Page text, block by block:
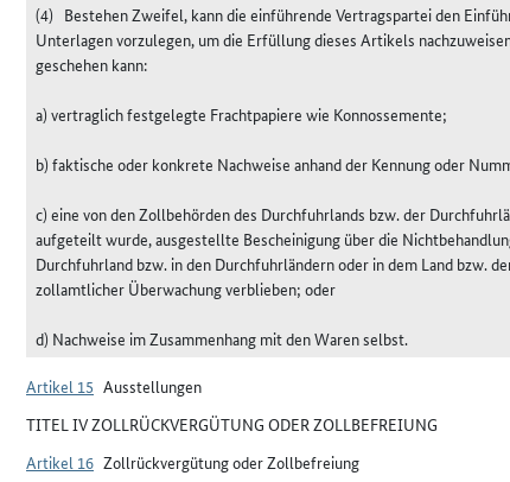
(4) Bestehen Zweifel, kann die einführende Vertragspartei den
Unterlagen vorzulegen, um die Erfüllung dieses Artikels
geschehen kann:
a) vertraglich festgelegte Frachtpapiere wie Konnossemente;
b) faktische oder konkrete Nachweise anhand der Kennung oder
c) eine von den Zollbehörden des Durchfuhrlands bzw. der
aufgeteilt wurde, ausgestellte Bescheinigung über die
Durchfuhrland bzw. in den Durchfuhrländern oder in dem Land bzw.
zollamtlicher Überwachung verblieben; oder
d) Nachweise im Zusammenhang mit den Waren selbst.
Artikel 15 Ausstellungen
TITEL IV ZOLLRÜCKVERGÜTUNG ODER ZOLLBEFREIUNG
Artikel 16 Zollrückvergütung oder Zollbefreiung